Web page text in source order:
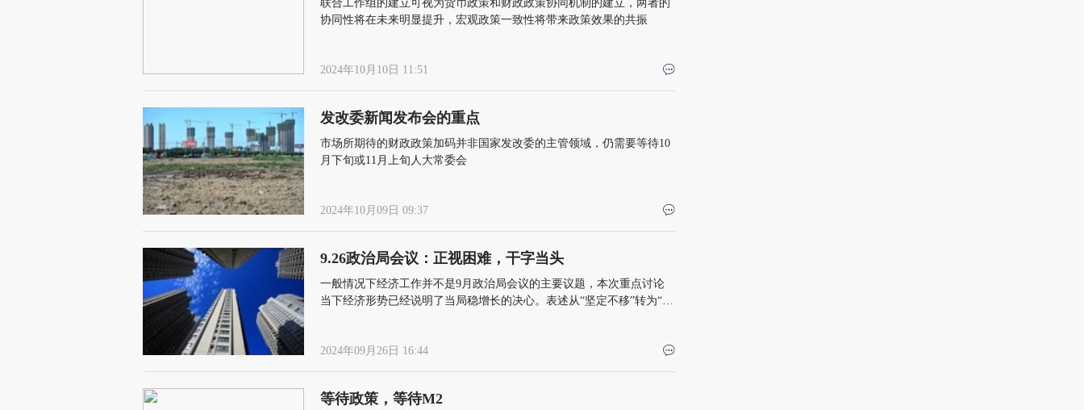
联合工作组的建立可视为货币政策和财政政策协同机制的建立，两者的
协同性将在未来明显提升，宏观政策一致性将带来政策效果的共振
2024年10月10日 11:51
发改委新闻发布会的重点
市场所期待的财政政策加码并非国家发改委的主管领域，仍需要等待10
月下旬或11月上旬人大常委会
2024年10月09日 09:37
9.26政治局会议：正视困难，干字当头
一般情况下经济工作并不是9月政治局会议的主要议题，本次重点讨论
当下经济形势已经说明了当局稳增长的决心。表述从“坚定不移”转为“努
2024年09月26日 16:44
等待政策，等待M2